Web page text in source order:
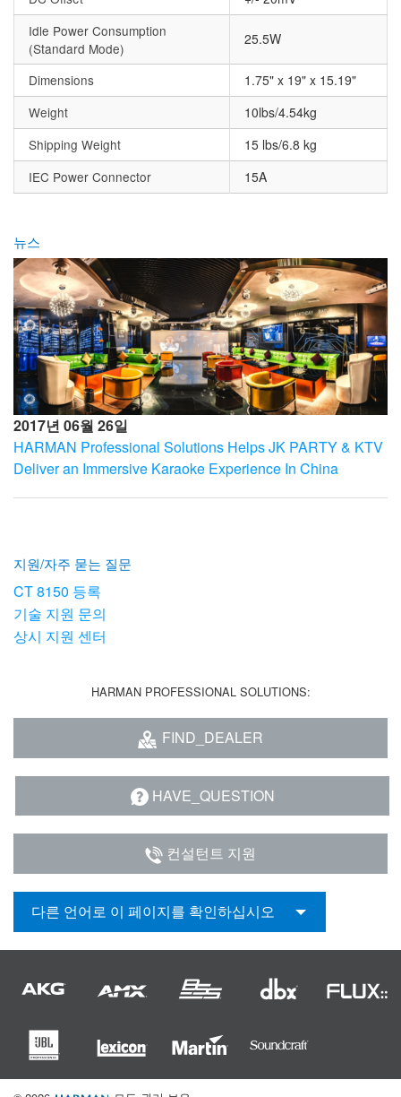
Idle Power Consumption
(Standard Mode)
25.5W
Dimensions
1.75" x 19" x 15.19"
Weight
10lbs/4.54kg
Shipping Weight
15 lbs/6.8 kg
IEC Power Connector
15A
뉴스
2017년 06월 26일
HARMAN Professional Solutions Helps JK PARTY & KTV
Deliver an Immersive Karaoke Experience In China
지원/자주 묻는 질문
CT 8150 등록
기술 지원 문의
상시 지원 센터
HARMAN PROFESSIONAL SOLUTIONS:
FIND_DEALER
HAVE_QUESTION
컨설턴트 지원
다른 언어로 이 페이지를 확인하십시오